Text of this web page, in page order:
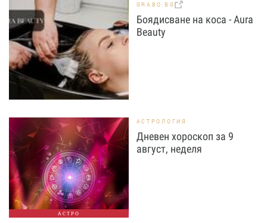
GRABO.BG
Боядисване на коса - Aura
Beauty
АСТРО
АСТРОЛОГИЯ
Дневен хороскоп за 9
август, неделя